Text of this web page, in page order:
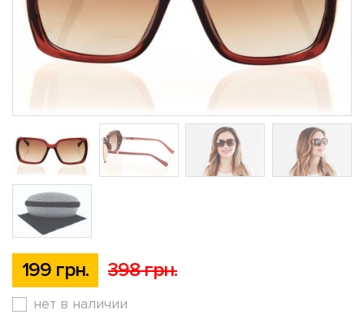
199 грн. 398 грн.
нет в наличии